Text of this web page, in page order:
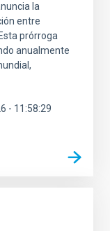
la
entre
prórroga
anualmente
- 11:58:29